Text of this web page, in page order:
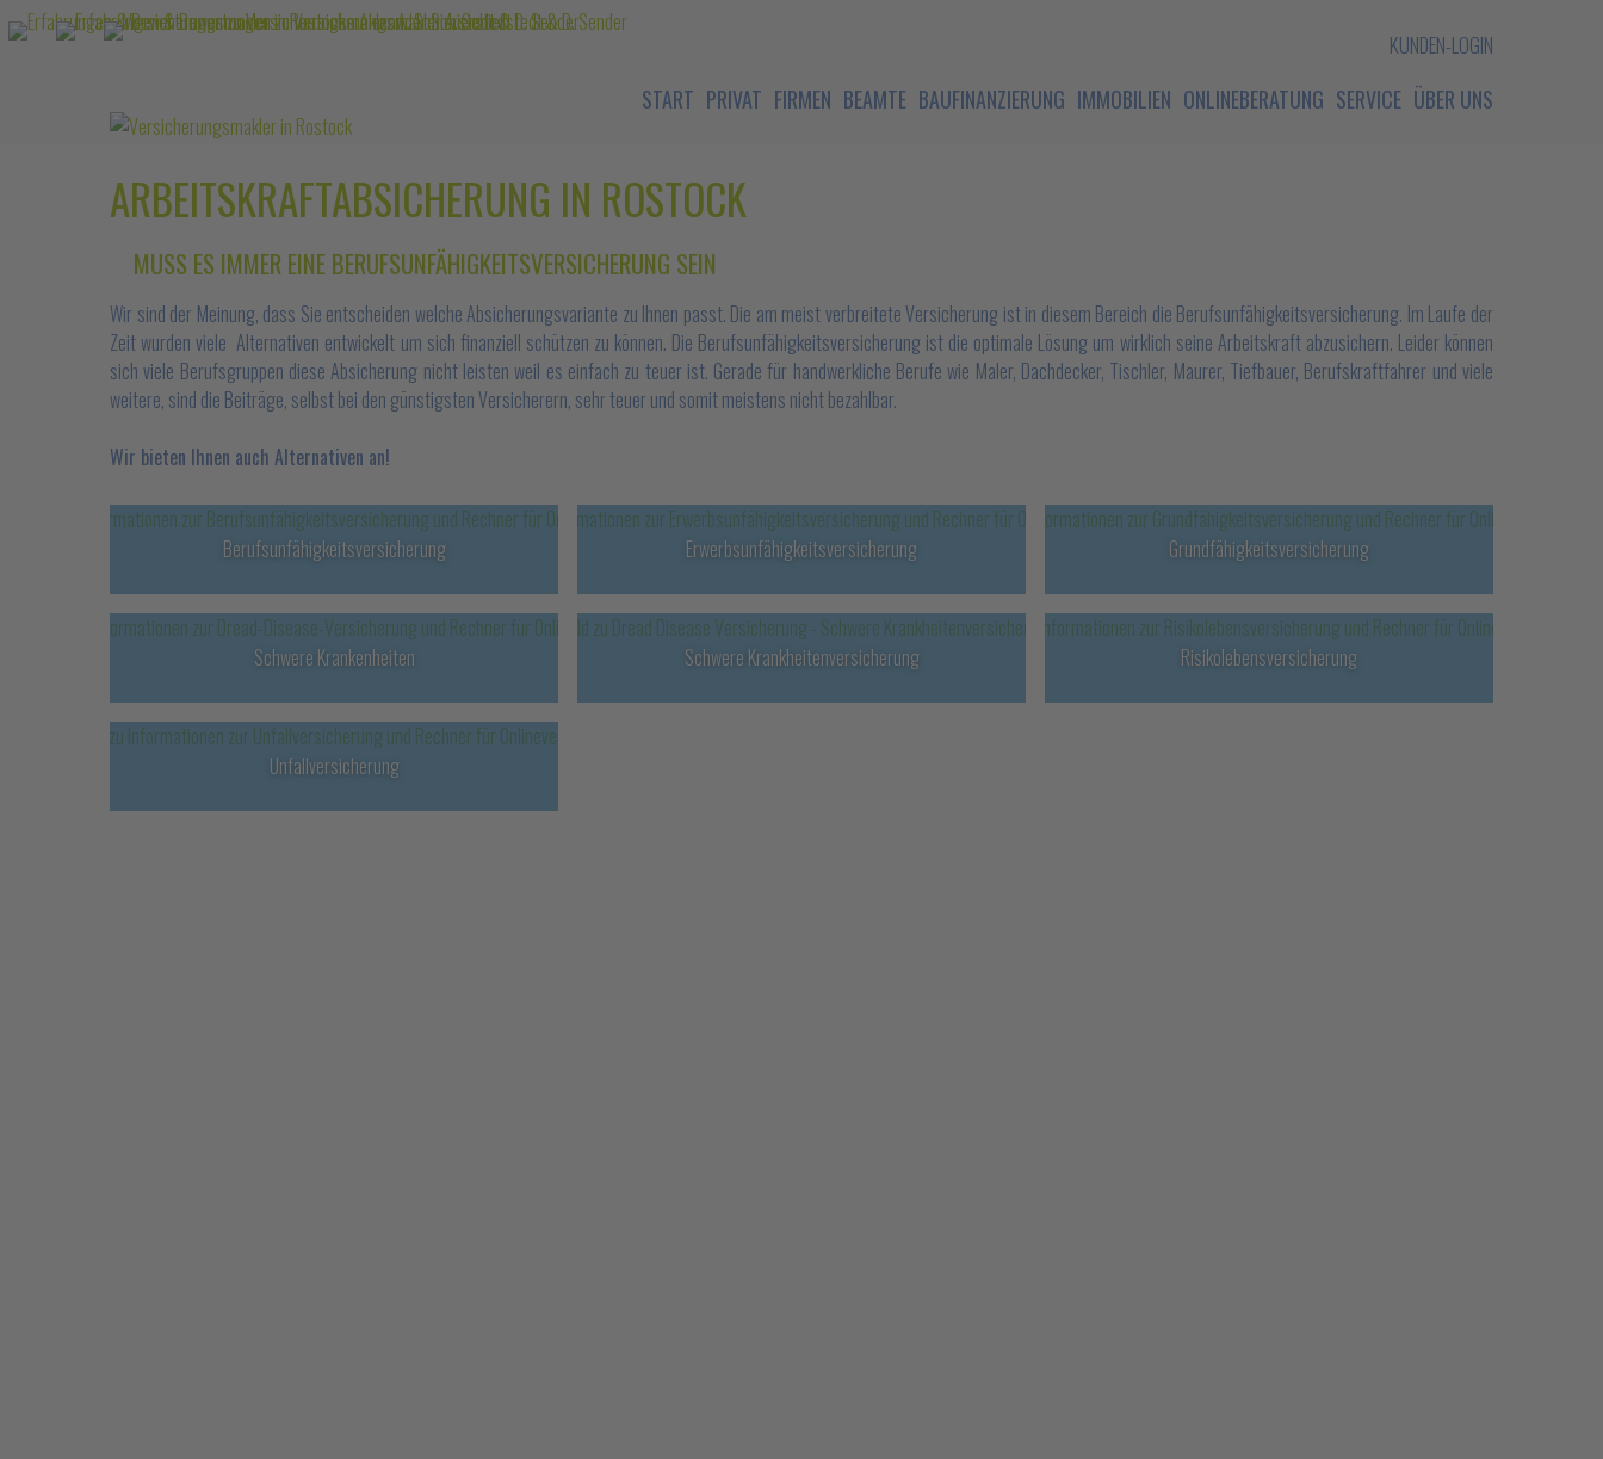
KUNDEN-LOGIN
START PRIVAT FIRMEN BEAMTE BAUFINANZIERUNG IMMOBILIEN ONLINEBERATUNG SERVICE ÜBER UNS
ARBEITSKRAFTABSICHERUNG IN ROSTOCK
MUSS ES IMMER EINE BERUFSUNFÄHIGKEITSVERSICHERUNG SEIN
Wir sind der Meinung, dass Sie entscheiden welche Absicherungsvariante zu Ihnen passt. Die am meist verbreitete Versicherung ist in diesem Bereich die Berufsunfähigkeitsversicherung. Im Laufe der
Zeit wurden viele Alternativen entwickelt um sich finanziell schützen zu können. Die Berufsunfähigkeitsversicherung ist die optimale Lösung um wirklich seine Arbeitskraft abzusichern. Leider können
sich viele Berufsgruppen diese Absicherung nicht leisten weil es einfach zu teuer ist. Gerade für handwerkliche Berufe wie Maler, Dachdecker, Tischler, Maurer, Tiefbauer, Berufskraftfahrer und viele
weitere, sind die Beiträge, selbst bei den günstigsten Versicherern, sehr teuer und somit meistens nicht bezahlbar.
Wir bieten Ihnen auch Alternativen an!
Berufsunfähigkeitsversicherung Erwerbsunfähigkeitsversicherung Grundfähigkeitsversicherung
Schwere Krankenheiten Schwere Krankheitenversicherung Risikolebensversicherung
Unfallversicherung